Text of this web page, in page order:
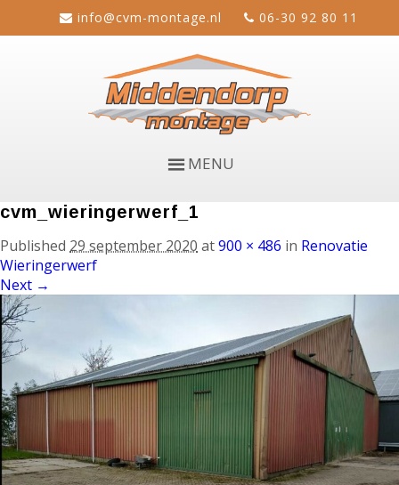
info@cvm-montage.nl 06-30 92 80 11
MENU
cvm_wieringerwerf_1
Published 29 september 2020 at900 × 486 in Renovatie
Wieringerwerf
Next →